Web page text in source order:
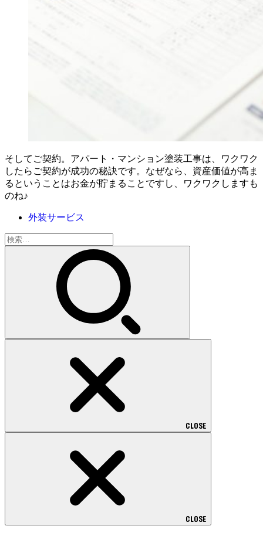
そしてご契約。アパート・マンション塗装工事は、ワクワク
したらご契約が成功の秘訣です。なぜなら、資産価値が高ま
るということはお金が貯まることですし、ワクワクしますも
のね♪
外装サービス
検
索:
CLOSE
CLOSE